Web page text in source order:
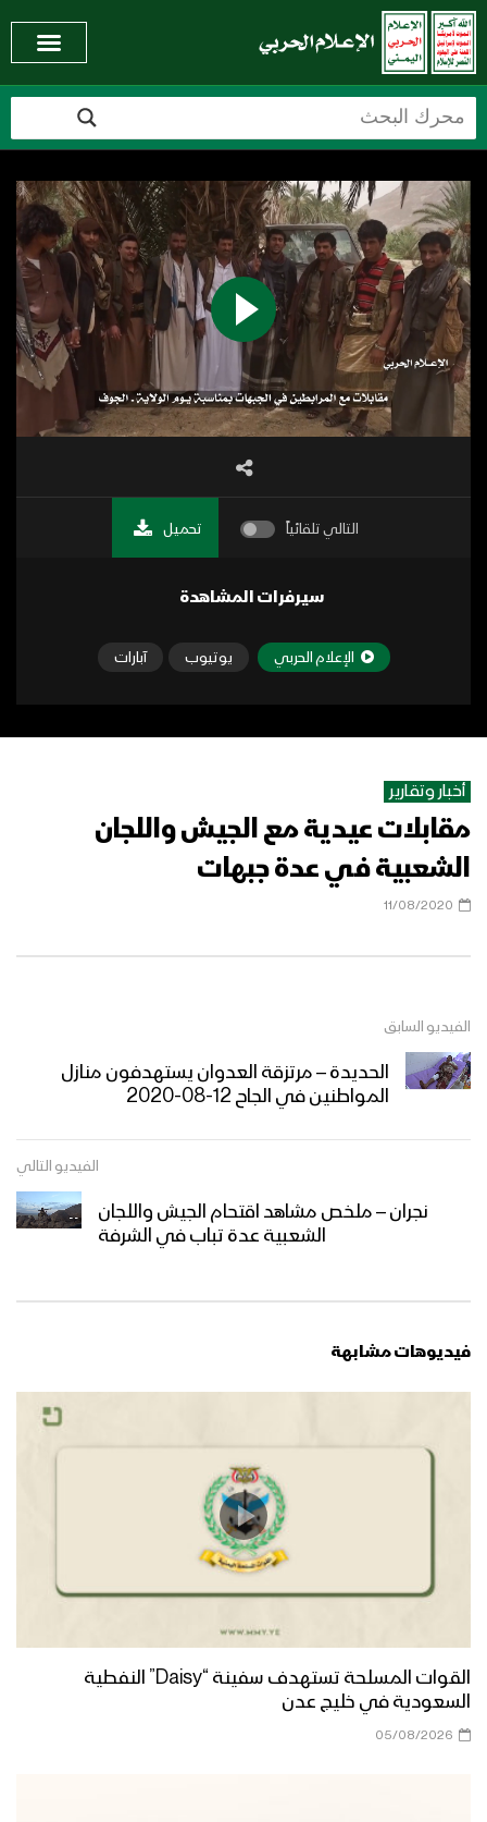
التالي تلقائياً تحميل
سيرفرات المشاهدة
الإعلام الحربي يوتيوب آبارات
أخبار وتقارير
مقابلات عيدية مع الجيش واللجان
الشعبية في عدة جبهات
11/08/2020
الفيديو السابق
الحديدة – مرتزقة العدوان يستهدفون منازل
المواطنين في الجاح 12-08-2020
الفيديو التالي
نجران – ملخص مشاهد اقتحام الجيش واللجان
الشعبية عدة تباب في الشرفة
فيديوهات مشابهة
القوات المسلحة تستهدف سفينة “Daisy” النفطية
السعودية في خليج عدن
05/08/2026